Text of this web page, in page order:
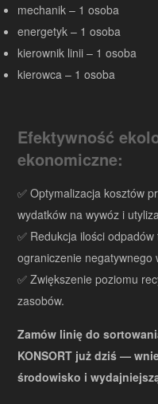
mechanik – 1 osoba
energetyk – 1 osoba
kierownik linii – 1 osoba
kierowca – 1 osoba
Efektywność
ekonomiczne:
✅ Optymalizacja kosztów
wydatków na wywóz i
✅ Redukcja ilości
ograniczenie negatywnego
✅ Zwiększenie poziomu
zasobów.
Zamów linię do
KONSORT już dziś —
środowisko i